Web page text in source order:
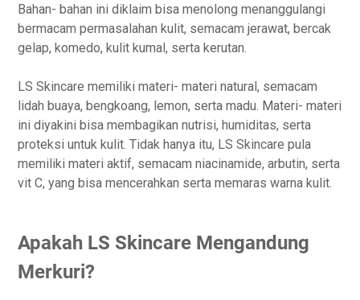
Bahan- bahan ini diklaim bisa menolong menanggulangi
bermacam permasalahan kulit, semacam jerawat, bercak
gelap, komedo, kulit kumal, serta kerutan.
LS Skincare memiliki materi- materi natural, semacam
lidah buaya, bengkoang, lemon, serta madu. Materi- materi
ini diyakini bisa membagikan nutrisi, humiditas, serta
proteksi untuk kulit. Tidak hanya itu, LS Skincare pula
memiliki materi aktif, semacam niacinamide, arbutin, serta
vit C, yang bisa mencerahkan serta memaras warna kulit.
Apakah LS Skincare Mengandung
Merkuri?